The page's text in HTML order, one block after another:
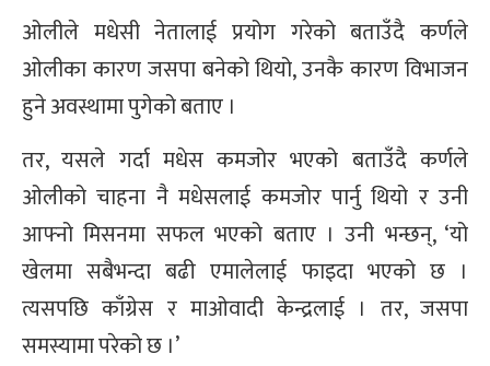
ओलीले मधेसी नेतालाई प्रयोग गरेको बताउँदै कर्णले
ओलीका कारण जसपा बनेको थियो, उनकै कारण विभाजन
हुने अवस्थामा पुगेको बताए ।
तर, यसले गर्दा मधेस कमजोर भएको बताउँदै कर्णले
ओलीको चाहना नै मधेसलाई कमजोर पार्नु थियो र उनी
आफ्नो मिसनमा सफल भएको बताए । उनी भन्छन्, ‘यो
खेलमा सबैभन्दा बढी एमालेलाई फाइदा भएको छ ।
त्यसपछि काँग्रेस र माओवादी केन्द्रलाई । तर, जसपा
समस्यामा परेको छ ।’